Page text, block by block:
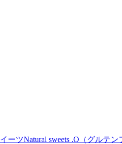
ツNatural sweets .O（グルテ